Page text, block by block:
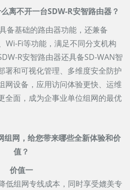
离不开一台SDW-R安智路由器？
备基础的路由器功能，还兼备
Wi-Fi等功能，满足不同分支机构
R安智路由器还具备SD-WAN智
署和可视化管理、多维度安全防护
网设备，应用访问体验更快、运维
全面，成为企事业单位组网的最优
组网，给您带来哪些全新体验和价
值？
价值一
低组网专线成本，同时享受媲美专